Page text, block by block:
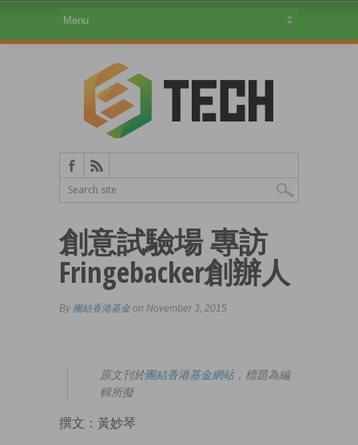
創意試驗場 專訪
Fringebacker創辦人
By 團結香港基金on November 3, 2015
原文刊於團結香港基金網站，標題為編
輯所擬
撰文：黃妙琴